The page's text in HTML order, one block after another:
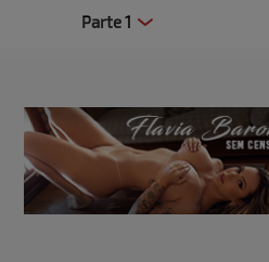
Parte 1